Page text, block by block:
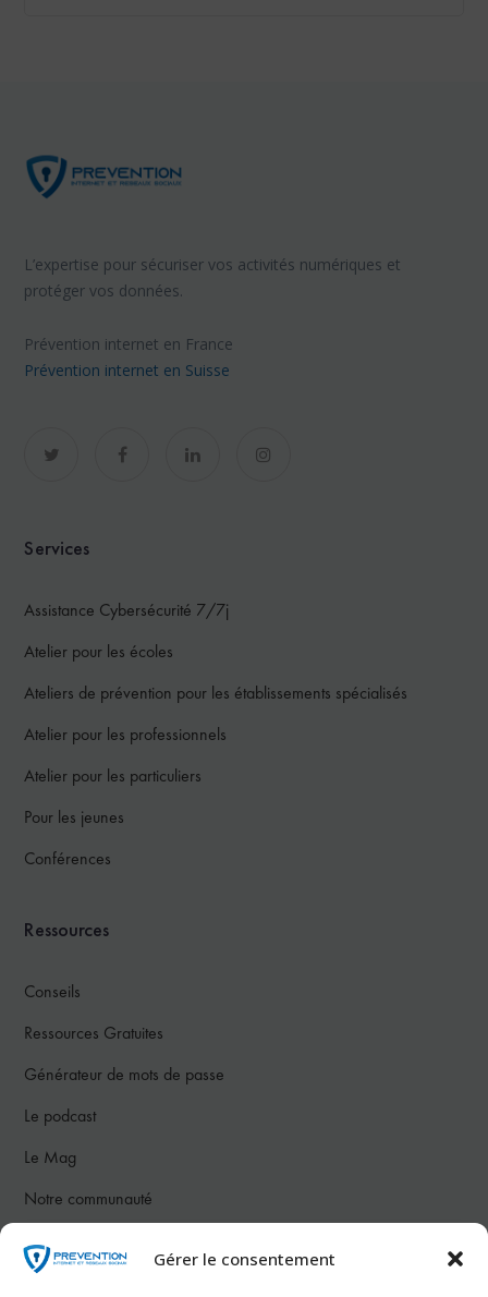
Gérer le consentement
L’expertise pour sécuriser vos activités numériques et
protéger vos données.
Prévention internet en France
Prévention internet en Suisse
Services
Assistance Cybersécurité 7/7j
Atelier pour les écoles
Ateliers de prévention pour les établissements spécialisés
Atelier pour les professionnels
Atelier pour les particuliers
Pour les jeunes
Conférences
Ressources
Conseils
Ressources Gratuites
Générateur de mots de passe
Le podcast
Le Mag
Notre communauté
Nous contacter